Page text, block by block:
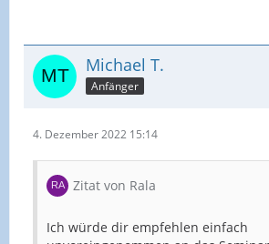
Michael T.
Anfänger
4. Dezember 2022 15:14
Zitat von Rala
Ich würde dir empfehlen einfach